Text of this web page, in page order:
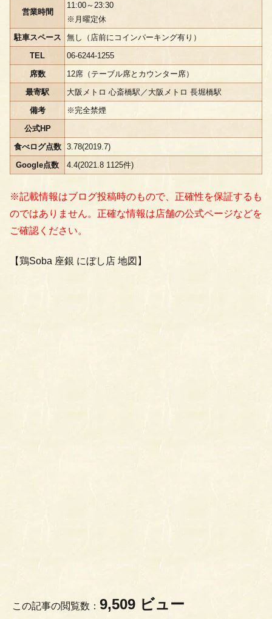
営業時間
11:00～23:30
※月曜定休
駐車スペース
無し（店前にコインパーキング有り）
TEL
06-6244-1255
席数
12席（テーブル席とカウンター席）
最寄駅
大阪メトロ 心斎橋駅／大阪メトロ 長堀橋駅
備考
※完全禁煙
公式HP
食べログ点数
3.78(2019.7)
Google点数
4.4(2021.8 1125件)
※記載情報はブログ投稿時のもので、正確性を保証するも
のではありません。正確な情報は店舗の公式ページなどを
ご確認ください。
【鶏Soba 座銀 にぼし店 地図】
この記事の閲覧数： 9,509 ビュー